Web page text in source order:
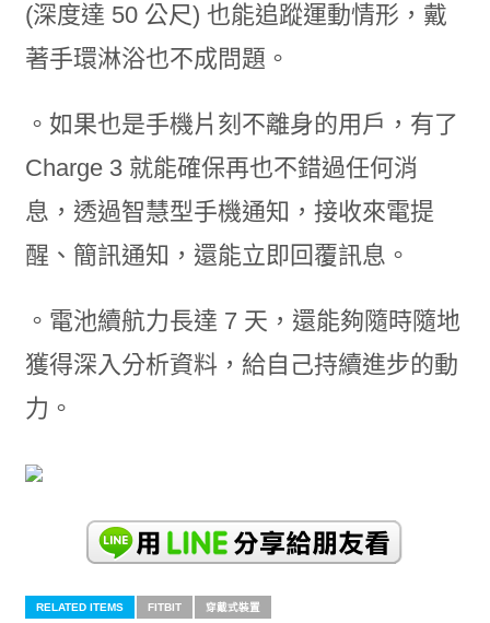
(深度達 50 公尺) 也能追蹤運動情形，戴
著手環淋浴也不成問題。
。如果也是手機片刻不離身的用戶，有了
Charge 3 就能確保再也不錯過任何消
息，透過智慧型手機通知，接收來電提
醒、簡訊通知，還能立即回覆訊息。
。電池續航力長達 7 天，還能夠隨時隨地
獲得深入分析資料，給自己持續進步的動
力。
RELATED ITEMS FITBIT 穿戴式裝置